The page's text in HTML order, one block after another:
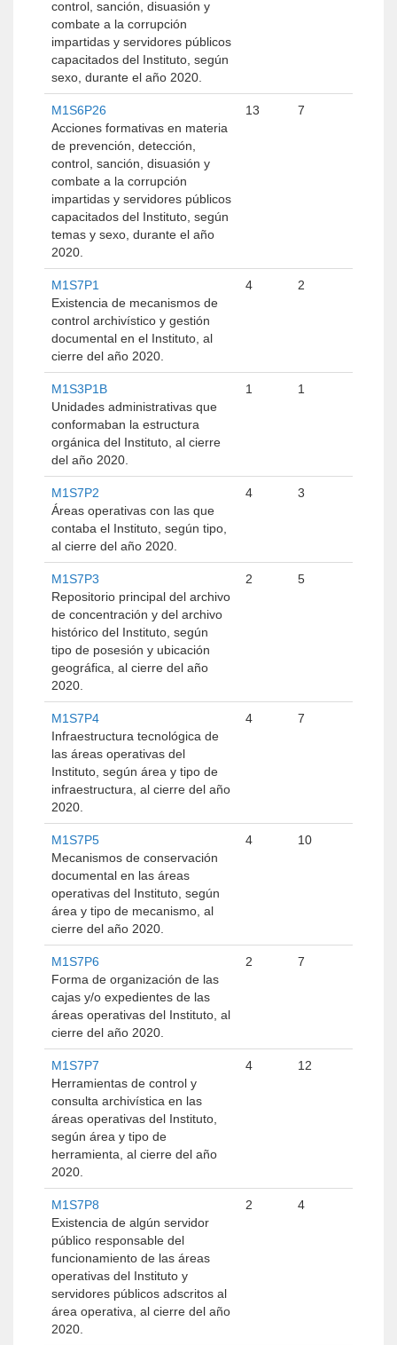
control, sanción, disuasión y
combate a la corrupción
impartidas y servidores públicos
capacitados del Instituto, según
sexo, durante el año 2020.
M1S6P26
Acciones formativas en materia
de prevención, detección,
control, sanción, disuasión y
combate a la corrupción
impartidas y servidores públicos
capacitados del Instituto, según
temas y sexo, durante el año
2020.
13 7
M1S7P1
Existencia de mecanismos de
control archivístico y gestión
documental en el Instituto, al
cierre del año 2020.
4 2
M1S3P1B
Unidades administrativas que
conformaban la estructura
orgánica del Instituto, al cierre
del año 2020.
1 1
M1S7P2
Áreas operativas con las que
contaba el Instituto, según tipo,
al cierre del año 2020.
4 3
M1S7P3
Repositorio principal del archivo
de concentración y del archivo
histórico del Instituto, según
tipo de posesión y ubicación
geográfica, al cierre del año
2020.
2 5
M1S7P4
Infraestructura tecnológica de
las áreas operativas del
Instituto, según área y tipo de
infraestructura, al cierre del año
2020.
4 7
M1S7P5
Mecanismos de conservación
documental en las áreas
operativas del Instituto, según
área y tipo de mecanismo, al
cierre del año 2020.
4 10
M1S7P6
Forma de organización de las
cajas y/o expedientes de las
áreas operativas del Instituto, al
cierre del año 2020.
2 7
M1S7P7
Herramientas de control y
consulta archivística en las
áreas operativas del Instituto,
según área y tipo de
herramienta, al cierre del año
2020.
4 12
M1S7P8
Existencia de algún servidor
público responsable del
funcionamiento de las áreas
operativas del Instituto y
servidores públicos adscritos al
área operativa, al cierre del año
2020.
2 4